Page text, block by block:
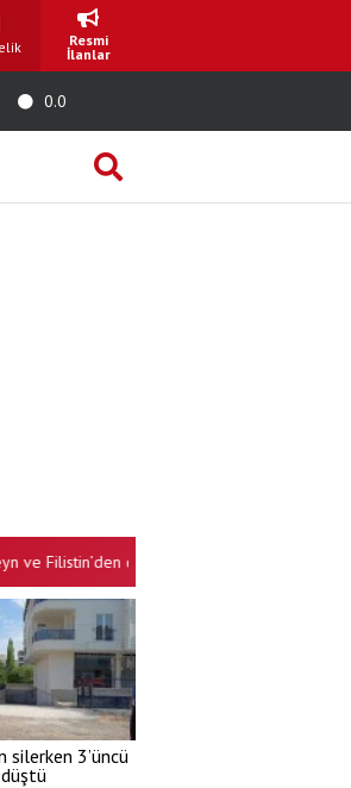
Resmi
İlanlar
0.0
destek
silerken 3’üncü